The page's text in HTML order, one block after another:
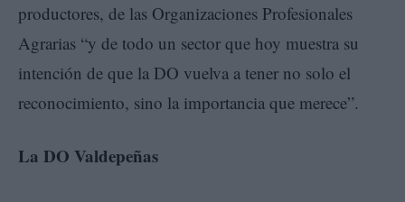
productores, de las Organizaciones Profesionales
Agrarias “y de todo un sector que hoy muestra su
intención de que la DO vuelva a tener no solo el
reconocimiento, sino la importancia que merece”.
La DO Valdepeñas